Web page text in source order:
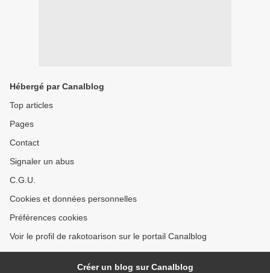
Hébergé par Canalblog
Top articles
Pages
Contact
Signaler un abus
C.G.U.
Cookies et données personnelles
Préférences cookies
Voir le profil de rakotoarison sur le portail Canalblog
Créer un blog sur Canalblog